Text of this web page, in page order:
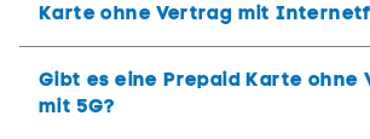
Karte ohne Vertrag mit
Gibt es eine Prepaid Karte ohne
mit 5G?